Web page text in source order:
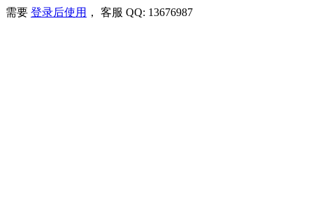
需要 登录后使用 ， 客服 QQ: 13676987